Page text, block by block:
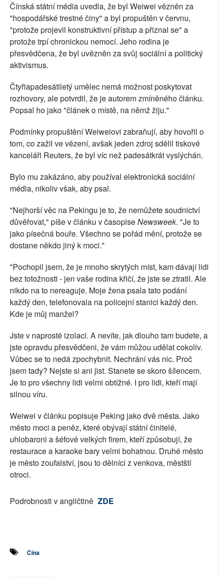
Čínská státní média uvedla, že byl Weiwei vězněn za
"hospodářské trestné činy" a byl propuštěn v červnu,
"protože projevil konstruktivní přístup a přiznal se" a
protože trpí chronickou nemocí. Jeho rodina je
přesvědčena, že byl uvězněn za svůj sociální a politický
aktivismus.
Čtyřiapadesátiletý umělec nemá možnost poskytovat
rozhovory, ale potvrdil, že je autorem zmíněného článku.
Popsal ho jako "článek o místě, na němž žiju."
Podmínky propuštění Weiweiovi zabraňují, aby hovořil o
tom, co zažil ve vězení, avšak jeden zdroj sdělil tiskové
kanceláři Reuters, že byl víc než padesátkrát vyslýchán.
Bylo mu zakázáno, aby používal elektronická sociální
média, nikoliv však, aby psal.
"Nejhorší věc na Pekingu je to, že nemůžete soudnictví
důvěřovat," píše v článku v časopiseNewsweek. "Je to
jako písečná bouře. Všechno se pořád mění, protože se
dostane někdo jiný k moci."
"Pochopil jsem, že je mnoho skrytých míst, kam dávají lidi
bez totožnosti - jen vaše rodina křičí, že jste se ztratil. Ale
nikdo na to nereaguje. Moje žena psala tato podání
každý den, telefonovala na policejní stanici každý den.
Kde je můj manžel?
Jste v naprosté izolaci. A nevíte, jak dlouho tam budete, a
jste opravdu přesvědčeni, že vám můžou udělat cokoliv.
Vůbec se to nedá zpochybnit. Nechrání vás nic. Proč
jsem tady? Nejste si ani jist. Stanete se skoro šílencem.
Je to pro všechny lidi velmi obtížné. I pro lidi, kteří mají
silnou víru.
Weiwei v článku popisuje Peking jako dvě města. Jako
město moci a peněz, které obývají státní činitelé,
uhlobaroni a šéfové velkých firem, kteří způsobují, že
restaurace a karaoke bary velmi bohatnou. Druhé město
je město zoufalství, jsou to dělníci z venkova, městští
otroci.
Podrobnosti v angličtině ZDE
Čína